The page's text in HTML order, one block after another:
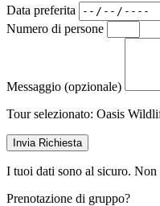
Data preferita
Numero di persone
Messaggio (opzionale)
Tour selezionato: Oasis
Invia Richiesta
I tuoi dati sono al sicuro.
Prenotazione di gruppo?